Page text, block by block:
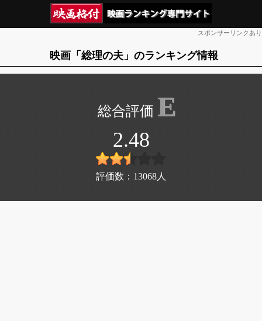
スポンサーリンクあり
映画「総理の夫」のランキング情報
E
2.48
評価数： 13068 人